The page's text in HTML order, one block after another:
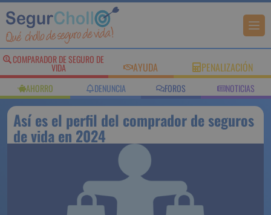
COMPARADOR DE SEGURO DE
VIDA AYUDA PENALIZACIÓN
AHORRO DENUNCIA FOROS NOTICIAS
Así es el perfil del comprador de seguros
de vida en 2024